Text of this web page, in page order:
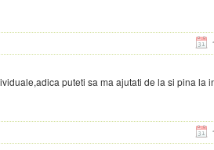
puteti sa ma ajutati de la si pina la